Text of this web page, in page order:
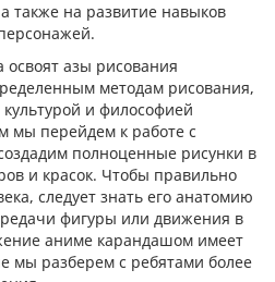
также на развитие навыков
освоят азы рисования
методам рисования,
и философией
мы перейдем к работе с
полноценные рисунки в
и красок. Чтобы правильно
следует знать его анатомию
фигуры или движения в
аниме карандашом имеет
мы разберем с ребятами более